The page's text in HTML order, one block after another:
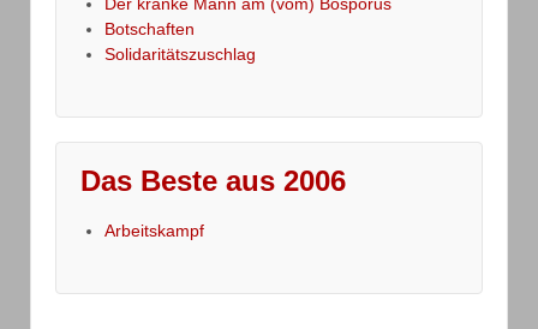
Botschaften
Solidaritätszuschlag
Das Beste aus 2006
Arbeitskampf